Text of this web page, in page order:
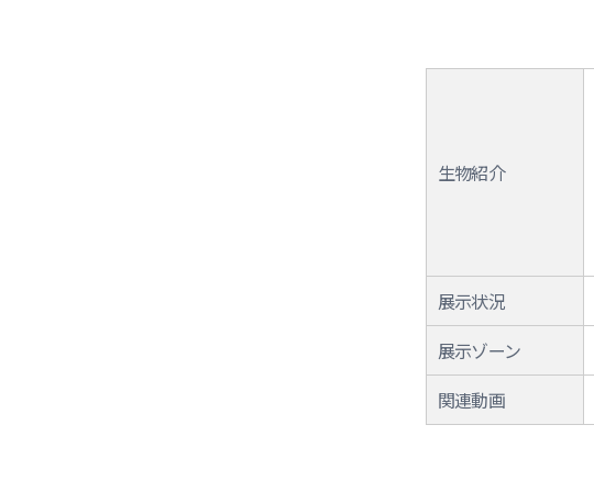
生物紹介
展示状況
展示ゾーン
関連動画